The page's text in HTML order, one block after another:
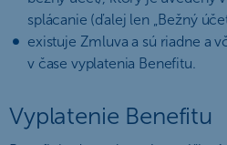
splácanie (ďalej len „Bežný
existuje Zmluva a sú riadne a
v čase vyplatenia Benefitu.
Vyplatenie Benefitu